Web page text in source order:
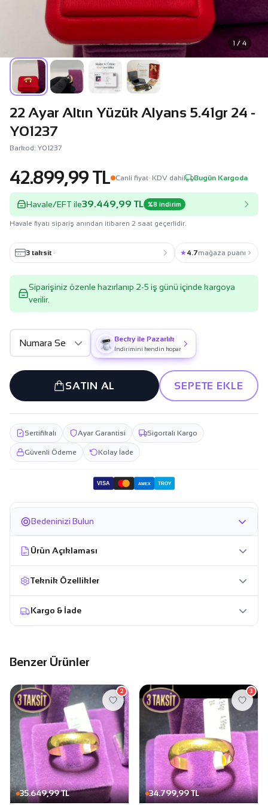
1 / 4
22 Ayar Altın Yüzük Alyans 5.41gr 24 -
Y01237
Barkod: Y01237
42.899,99 TL Canli fiyat· KDV dahil Bugün Kargoda
Havale/EFT ile39.449,99 TL %8 indirim
Havale fiyatı sipariş anından itibaren 2 saat geçerlidir.
3 taksit · ★4.7mağaza puanı
Siparişiniz özenle hazırlanıp 2-5 iş günü içinde kargoya
verilir.
Becky ile Pazarlık
İndirimini kendin kopar
SATIN AL SEPETE EKLE
Sertifikalı Ayar Garantisi Sigortalı Kargo
Güvenli Ödeme Kolay İade
VISA AMEX TROY
Bedeninizi Bulun
Ürün Açıklaması
Teknik Özellikler
Kargo & İade
Benzer Ürünler
35.649,99 TL
2
34.799,99 TL
3